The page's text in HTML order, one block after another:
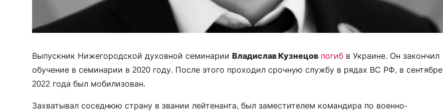
Выпускник Нижегородской духовной семинарии Владислав Кузнецов погиб в Украине. Он закончил
обучение в семинарии в 2020 году. После этого проходил срочную службу в рядах ВС РФ, в сентябре
2022 года был мобилизован.
Захватывал соседнюю страну в звании лейтенанта, был заместителем командира по военно-